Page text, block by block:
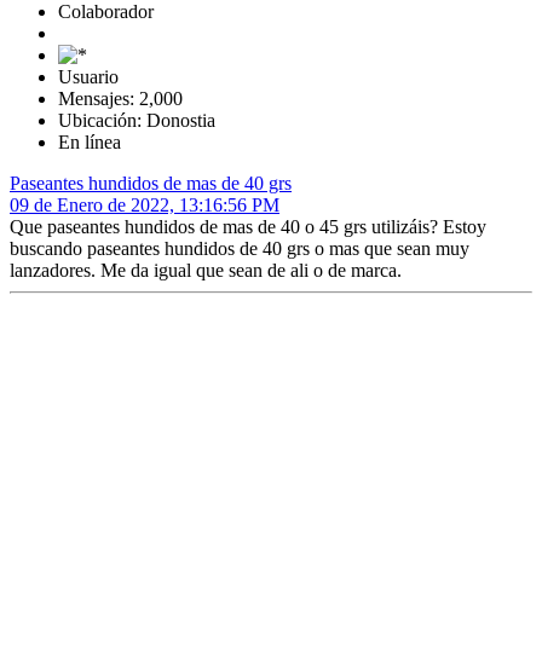
Colaborador
Usuario
Mensajes: 2,000
Ubicación: Donostia
En línea
Paseantes hundidos de mas de 40 grs
09 de Enero de 2022, 13:16:56 PM
Que paseantes hundidos de mas de 40 o 45 grs utilizáis? Estoy
buscando paseantes hundidos de 40 grs o mas que sean muy
lanzadores. Me da igual que sean de ali o de marca.